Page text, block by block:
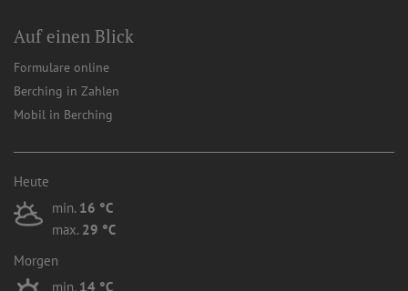
Auf einen Blick
Formulare online
Berching in Zahlen
Mobil in Berching
Heute
min. 16 °C
max. 29 °C
Morgen
min. 14 °C